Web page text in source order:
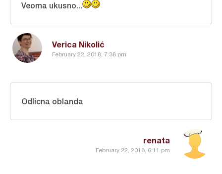
Verica Nikolić
February 22, 2018, 7:38 pm
Veoma ukusno...
renata
February 22, 2018, 6:11 pm
Odlicna oblanda